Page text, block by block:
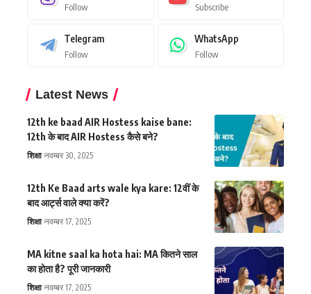
Follow Subscribe
Telegram
Follow
WhatsApp
Follow
Latest News
12th ke baad AIR Hostess kaise bane:
12th के बाद AIR Hostess कैसे बने?
शिक्षा नवम्बर 30, 2025
12th Ke Baad arts wale kya kare: 12वीं के
बाद आर्ट्स वाले क्या करें?
शिक्षा नवम्बर 17, 2025
MA kitne saal ka hota hai: MA कितने साल
का होता है? पूरी जानकारी
शिक्षा नवम्बर 17, 2025